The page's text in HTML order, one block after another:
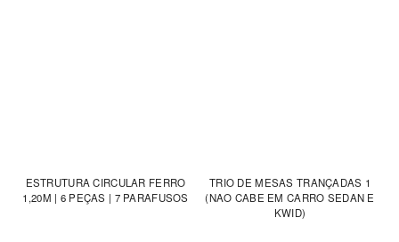
ESTRUTURA CIRCULAR FERRO
1,20M | 6 PEÇAS | 7 PARAFUSOS
TRIO DE MESAS TRANÇADAS 1
(NAO CABE EM CARRO SEDAN E
KWID)